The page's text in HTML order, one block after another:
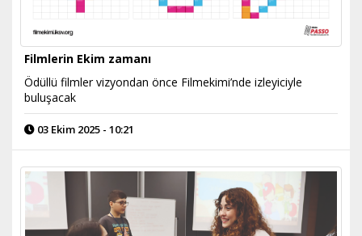
Filmlerin Ekim zamanı
Ödüllü filmler vizyondan önce Filmekimi’nde izleyiciyle
buluşacak
03 Ekim 2025 - 10:21